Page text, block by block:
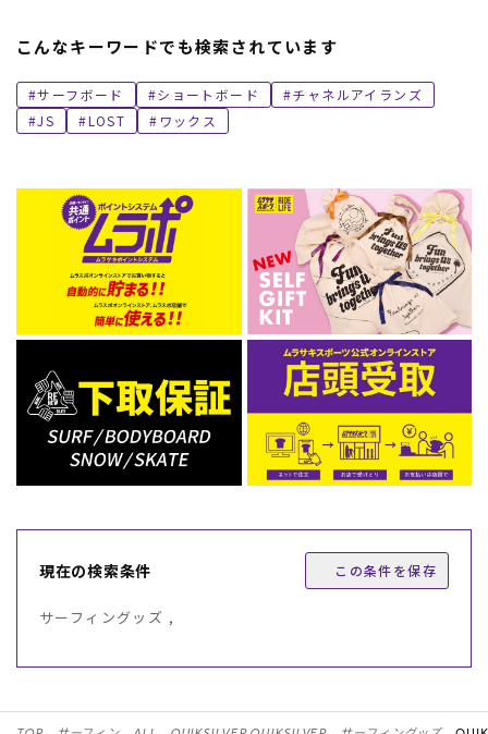
こんなキーワードでも検索されています
サーフボード ショートボード
チャネルアイランズ
JS
LOST ワックス
現在の検索条件 この条件を保存
サーフィングッズ ,